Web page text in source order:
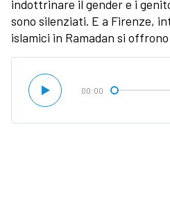
indottrinare il gender e i
sono silenziati. E a Firenze,
islamici in Ramadan si
00:00